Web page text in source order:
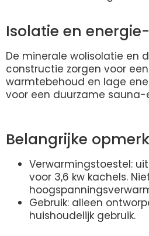
Isolatie en
De minerale wolisolatie en
constructie zorgen voor
warmtebehoud en lage
voor een duurzame sauna-
Belangrijke
Verwarmingstoestel:
voor 3,6 kw kachels.
Gebruik: alleen
huishoudelijk gebruik.